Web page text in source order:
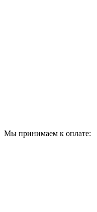
Мы принимаем к оплате: